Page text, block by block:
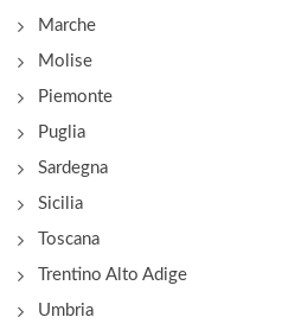
Marche
Molise
Piemonte
Puglia
Sardegna
Sicilia
Toscana
Trentino Alto Adige
Umbria